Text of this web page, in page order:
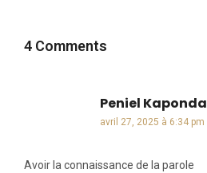
4 Comments
Peniel Kaponda
avril 27, 2025 à 6:34 pm
Avoir la connaissance de la parole